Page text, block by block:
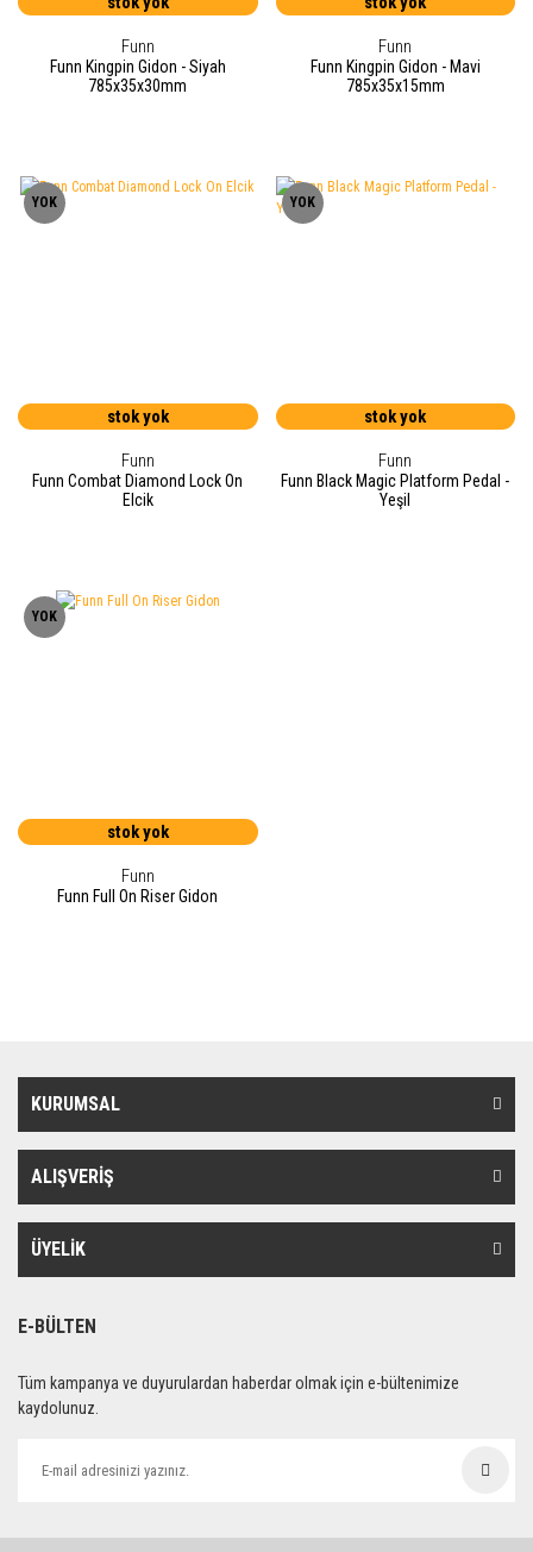
Funn
Funn Kingpin Gidon - Siyah
785x35x30mm
Funn
Funn Kingpin Gidon - Mavi
785x35x15mm
YOK
stok yok
Funn
Funn Combat Diamond Lock On
Elcik
YOK
stok yok
Funn
Funn Black Magic Platform Pedal -
Yeşil
YOK
stok yok
Funn
Funn Full On Riser Gidon
KURUMSAL
ALIŞVERİŞ
ÜYELİK
E-BÜLTEN
Tüm kampanya ve duyurulardan haberdar olmak için e-bültenimize
kaydolunuz.